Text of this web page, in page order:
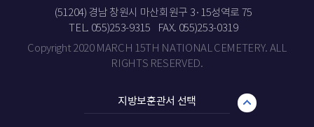
(51204) 경남 창원시 마산회원구 3·15성역로 75
TEL. 055)253-9315
FAX. 055)253-0319
Copyright 2020 MARCH 15TH NATIONAL CEMETERY. ALL
RIGHTS RESERVED.
지방보훈관서 선택